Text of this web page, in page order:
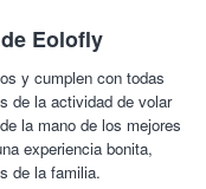
de Segovia, a
de la parada
española. Todas sus
vistas a la ciudad.
con suelo de
Eolofly
y cumplen con todas
de la actividad de volar
la mano de los mejores
experiencia bonita,
de la familia.